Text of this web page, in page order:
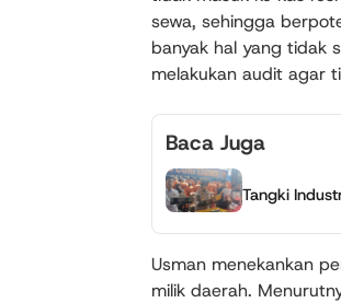
sewa, sehingga
banyak hal yang tidak
melakukan audit agar
Baca Juga
Tangki
Usman menekankan
milik daerah.